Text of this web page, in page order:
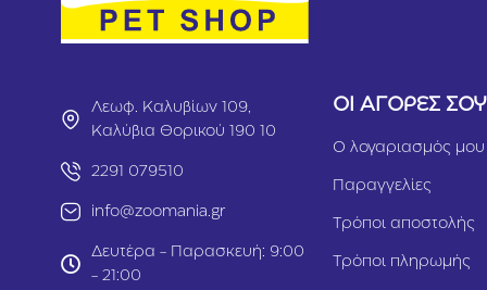
Λεωφ. Καλυβίων 109,
Καλύβια Θορικού 190 10
2291 079510
info@zoomania.gr
Δευτέρα - Παρασκευή: 9:00
- 21:00
ΟΙ ΑΓΟΡΕΣ ΣΟΥ
Ο λογαριασμός μου
Παραγγελίες
Τρόποι αποστολής
Τρόποι πληρωμής